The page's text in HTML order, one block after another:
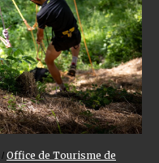
/ Office de Tourisme de